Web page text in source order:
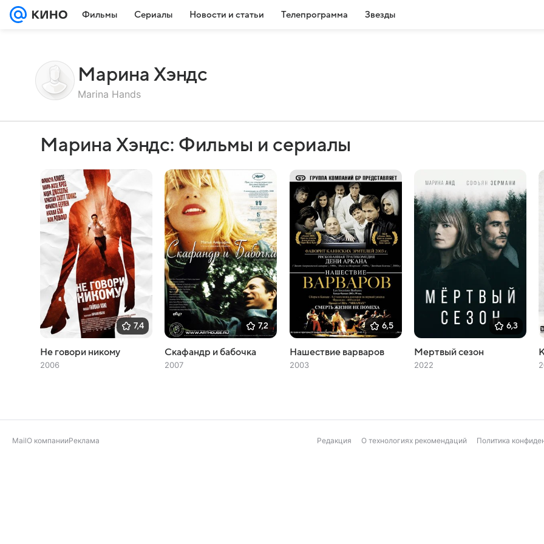
Фильмы Сериалы Новости и статьи Телепрограмма Звезды
Марина Хэндс
Marina Hands
Марина Хэндс: Фильмы и сериалы
7,4
Не говори никому
2006
7,2
Скафандр и бабочка
2007
6,5
Нашествие варваров
2003
6,3
Мертвый сезон
2022
MailО компанииРеклама Редакция О технологиях рекомендаций Политика